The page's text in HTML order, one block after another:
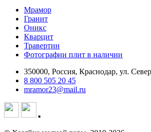
Мрамор
Гранит
Оникс
Кварцит
Травертин
Фотографии плит в наличии
350000, Россия, Краснодар, ул.
8 800 505 20 45
mramor23@mail.ru